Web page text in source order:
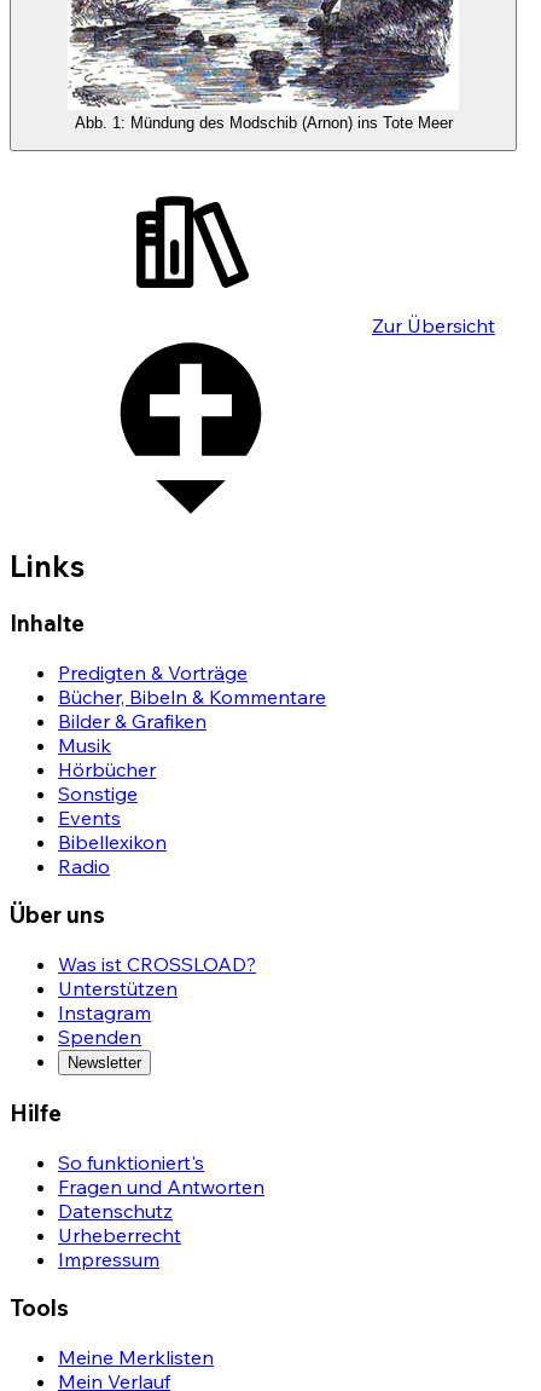
Abb. 1: Mündung des Modschib (Arnon) ins Tote Meer
Zur Übersicht
Links
Inhalte
Predigten & Vorträge
Bücher, Bibeln & Kommentare
Bilder & Grafiken
Musik
Hörbücher
Sonstige
Events
Bibellexikon
Radio
Über uns
Was ist CROSSLOAD?
Unterstützen
Instagram
Spenden
Newsletter
Hilfe
So funktioniert's
Fragen und Antworten
Datenschutz
Urheberrecht
Impressum
Tools
Meine Merklisten
Mein Verlauf